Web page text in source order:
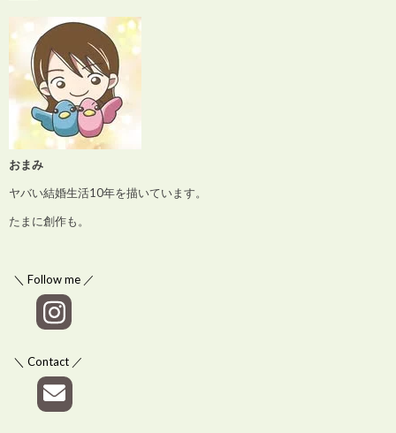
おまみ
ヤバい結婚生活10年を描いています。
たまに創作も。
＼ Follow me ／
＼ Contact ／